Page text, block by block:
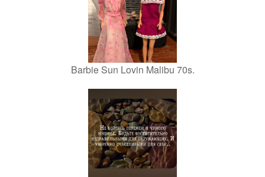
Barbie Sun Lovin Malibu 70s.